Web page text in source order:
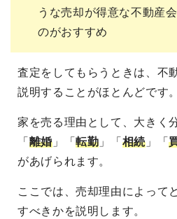
うな売却が得意な不動産
のがおすすめ
査定をしてもらうときは、不
説明することがほとんどです。
家を売る理由として、大きく
「 離婚」「転勤 」「 相続 」「
があげられます。
ここでは、売却理由によって
すべきかを説明します。